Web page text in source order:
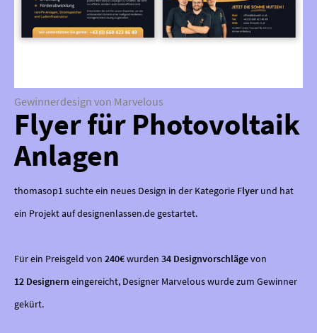
Gewinnerdesign von Marvelous
Flyer für Photovoltaik
Anlagen
thomasop1 suchte ein neues Design in der Kategorie Flyerund hat
ein Projekt auf designenlassen.de gestartet.
Für ein Preisgeld von 240€wurden 34 Designvorschlägevon
12 Designern eingereicht, Designer Marvelous wurde zum Gewinner
gekürt.